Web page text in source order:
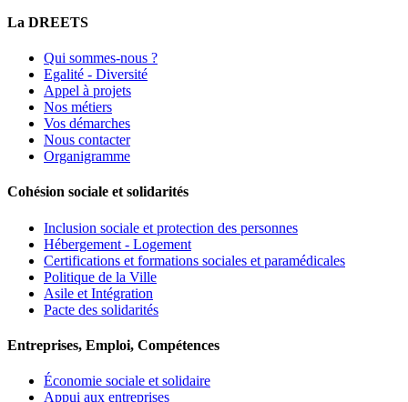
La DREETS
Qui sommes-nous ?
Egalité - Diversité
Appel à projets
Nos métiers
Vos démarches
Nous contacter
Organigramme
Cohésion sociale et solidarités
Inclusion sociale et protection des personnes
Hébergement - Logement
Certifications et formations sociales et paramédicales
Politique de la Ville
Asile et Intégration
Pacte des solidarités
Entreprises, Emploi, Compétences
Économie sociale et solidaire
Appui aux entreprises